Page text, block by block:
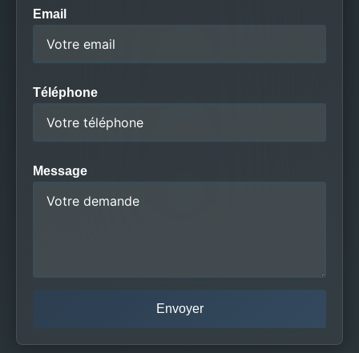
Email
Téléphone
Message